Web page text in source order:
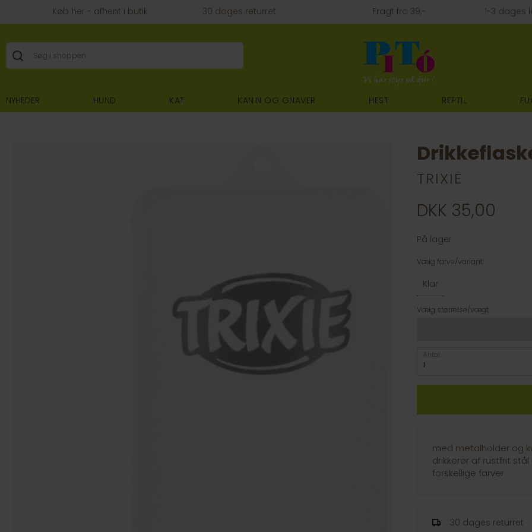
Køb her - afhent i butik 30 dages returret Fragt fra 39,- 1-3 dages
NYHEDER HUND KAT KANIN OG GNAVER HEST REPTIL
TRIXIE
DKK 35,00
På lager
Vælg farve/variant:
Klar
Vælg størrelse/vægt:
Antal
med metalholder og
drikkerør af rustfrit stål
forskellige farver
30 dages returret